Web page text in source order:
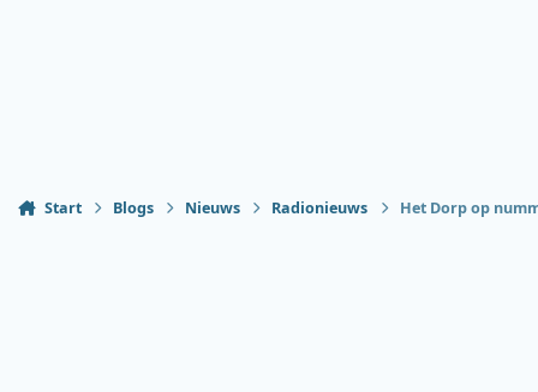
Start Blogs Nieuws Radionieuws Het Dorp op